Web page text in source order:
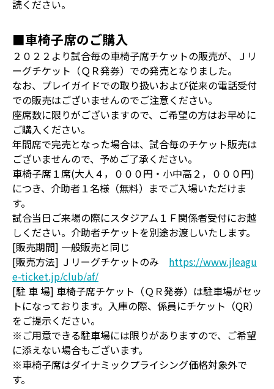
読ください。
■車椅子席のご購入
２０２２より試合毎の車椅子席チケットの販売が、Ｊリ
ーグチケット（ＱＲ発券）での発売となりました。
なお、プレイガイドでの取り扱いおよび従来の電話受付
での販売はございませんのでご注意ください。
座席数に限りがございますので、ご希望の方はお早めに
ご購入ください。
年間席で完売となった場合は、試合毎のチケット販売は
ございませんので、予めご了承ください。
車椅子席１席(大人４，０００円・小中高２，０００円)
につき、介助者１名様（無料）までご入場いただけま
す。
試合当日ご来場の際にスタジアム１Ｆ関係者受付にお越
しください。介助者チケットを別途お渡しいたします。
[販売期間] 一般販売と同じ
[販売方法] Ｊリーグチケットのみ https://www.jleagu
e-ticket.jp/club/af/
[駐 車 場] 車椅子席チケット（ＱＲ発券）は駐車場がセッ
トになっております。入庫の際、係員にチケット（QR）
をご提示ください。
※ご用意できる駐車場には限りがありますので、ご希望
に添えない場合もございます。
※車椅子席はダイナミックプライシング価格対象外で
す。